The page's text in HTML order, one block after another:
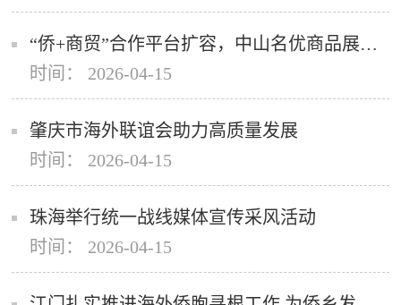
“侨+商贸”合作平台扩容，中山名优商品展贸中心全球再落六子
时间： 2026-04-15
肇庆市海外联谊会助力高质量发展
时间： 2026-04-15
珠海举行统一战线媒体宣传采风活动
时间： 2026-04-15